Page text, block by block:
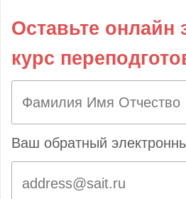
Оставьте онлайн
курс
Ваш обратный